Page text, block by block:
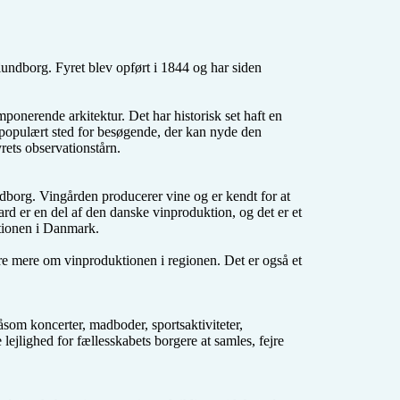
Fyret blev opført i 1844 og har siden
arkitektur. Det har historisk set haft en
sted for besøgende, der kan nyde den
observationstårn.
Vingården producerer vine og er kendt for at
er en del af den danske vinproduktion, og det er et
i Danmark.
mere om vinproduktionen i regionen. Det er også et
koncerter, madboder, sportsaktiviteter,
for fællesskabets borgere at samles, fejre